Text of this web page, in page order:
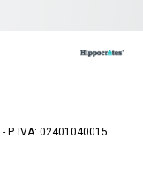
P. IVA: 02401040015